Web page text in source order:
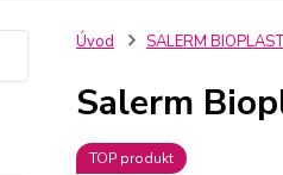
Úvod SALERM
Salerm
TOP produkt